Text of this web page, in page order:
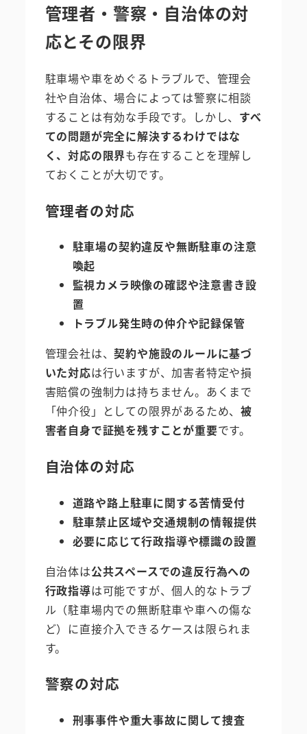
管理者・警察・自治体の対
応とその限界
駐車場や車をめぐるトラブルで、管理会
社や自治体、場合によっては警察に相談
することは有効な手段です。しかし、 すべ
ての問題が完全に解決するわけではな
く、対応の限界も存在することを理解し
ておくことが大切です。
管理者の対応
駐車場の契約違反や無断駐車の注意
喚起
監視カメラ映像の確認や注意書き設
置
トラブル発生時の仲介や記録保管
管理会社は、契約や施設のルールに基づ
いた対応は行いますが、加害者特定や損
害賠償の強制力は持ちません。あくまで
「仲介役」としての限界があるため、被
害者自身で証拠を残すことが重要です。
自治体の対応
道路や路上駐車に関する苦情受付
駐車禁止区域や交通規制の情報提供
必要に応じて行政指導や標識の設置
自治体は公共スペースでの違反行為への
行政指導は可能ですが、個人的なトラブ
ル（駐車場内での無断駐車や車への傷な
ど）に直接介入できるケースは限られま
す。
警察の対応
刑事事件や重大事故に関して捜査